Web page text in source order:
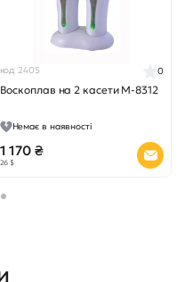
код 2405
Воскоплав на 2 касети M-8312
0
Немає в наявності
1 170 ₴
26 $